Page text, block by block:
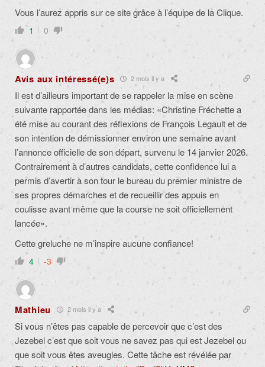
Vous l’aurez appris sur ce site grâce à l’équipe de la Clique.
1 0
Avis aux intéressé(e)s 2 mois il y a
Il est d’ailleurs important de se rappeler la mise en scène
suivante rapportée dans les médias: «Christine Fréchette a
été mise au courant des réflexions de François Legault et de
son intention de démissionner environ une semaine avant
l’annonce officielle de son départ, survenu le 14 janvier 2026.
Contrairement à d’autres candidats, cette confidence lui a
permis d’avertir à son tour le bureau du premier ministre de
ses propres démarches et de recueillir des appuis en
coulisse avant même que la course ne soit officiellement
lancée».
Cette greluche ne m’inspire aucune confiance!
4 -3
Mathieu 2 mois il y a
Si vous n’êtes pas capable de percevoir que c’est des
Jezebel c’est que soit vous ne savez pas qui est Jezebel ou
que soit vous êtes aveugles. Cette tâche est révélée par